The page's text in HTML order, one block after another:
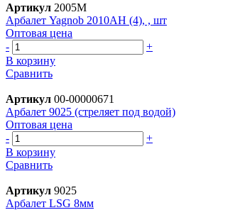
Артикул 2005M
Арбалет Yagnob 2010AH (4), , шт
Оптовая цена
-
+
В корзину
Сравнить
Артикул 00-00000671
Арбалет 9025 (стреляет под водой)
Оптовая цена
-
+
В корзину
Сравнить
Артикул 9025
Арбалет LSG 8мм